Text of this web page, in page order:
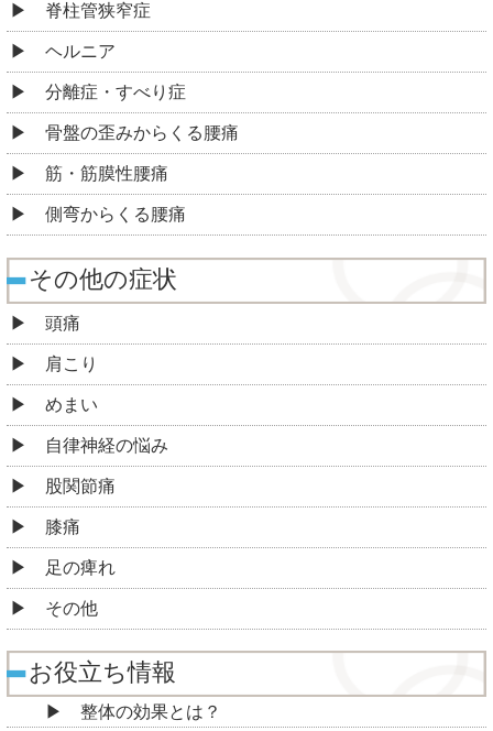
脊柱管狭窄症
ヘルニア
分離症・すべり症
骨盤の歪みからくる腰痛
筋・筋膜性腰痛
側弯からくる腰痛
その他の症状
頭痛
肩こり
めまい
自律神経の悩み
股関節痛
膝痛
足の痺れ
その他
お役立ち情報
整体の効果とは？